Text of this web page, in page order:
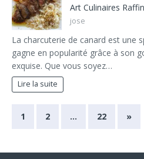
Art Culinaires
jose
La charcuterie de canard est une
gagne en popularité grâce à son
exquise. Que vous soyez…
Lire la suite
1 2 … 22 »